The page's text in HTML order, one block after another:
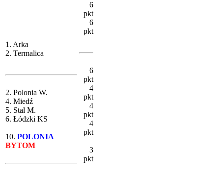
1. Arka
2. Termalica
2. Polonia W.
4. Miedź
5. Stal M.
6. Łódzki KS
10. POLONIA
BYTOM
6
pkt
6
pkt
6
pkt
4
pkt
4
pkt
4
pkt
3
pkt